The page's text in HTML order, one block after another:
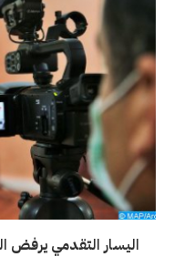
اليسار التقدمي يرفض